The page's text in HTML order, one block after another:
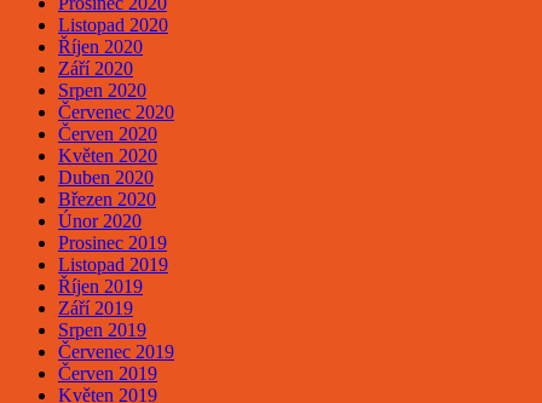
Listopad 2020
Říjen 2020
Září 2020
Srpen 2020
Červenec 2020
Červen 2020
Květen 2020
Duben 2020
Březen 2020
Únor 2020
Prosinec 2019
Listopad 2019
Říjen 2019
Září 2019
Srpen 2019
Červenec 2019
Červen 2019
Květen 2019